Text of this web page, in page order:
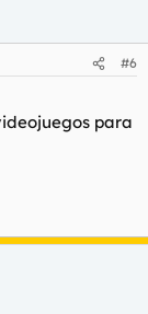
#6
para